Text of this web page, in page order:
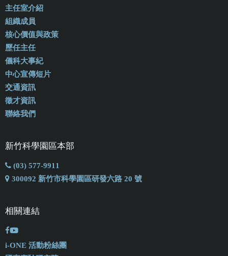
主任室介紹
組織成員
核心價值與政策
歷任主任
儀科大事紀
中心宣傳短片
交通資訊
徵才資訊
聯絡我們
新竹科學園區本部
(03) 577-9911
300092 新竹市科學園區研發六路 20 號
相關連結
i-ONE 活動粉絲團